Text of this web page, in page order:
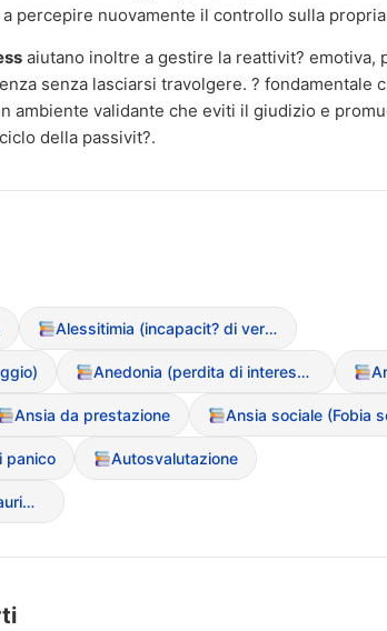
percepire nuovamente il controllo sulla
aiutano inoltre a gestire la reattivit? emotiva,
senza lasciarsi travolgere. ? fondamentale
ambiente validante che eviti il giudizio e
della passivit?.
Alessitimia (incapacit? di verbalizzare le emozioni)
Anedonia (perdita di interesse/piacere)
Ansia da prestazione Ansia sociale (Fobia
panico Autosvalutazione
Burnout psicologico (Esaurimento emotivo)